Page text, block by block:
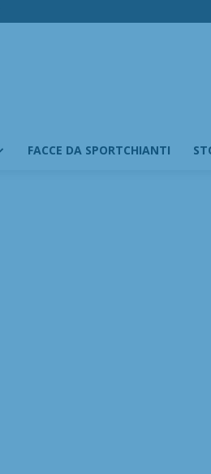
FACCE DA SPORTCHIANTI